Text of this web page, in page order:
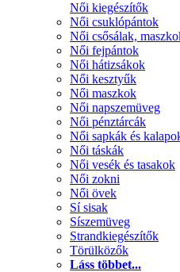
Női kiegészítők
Női csuklópántok
Női csősálak,
Női fejpántok
Női hátizsákok
Női kesztyűk
Női maszkok
Női napszemüveg
Női pénztárcák
Női sapkák és
Női táskák
Női vesék és tasakok
Női zokni
Női övek
Sí sisak
Síszemüveg
Strandkiegészítők
Törülközők
Láss többet...